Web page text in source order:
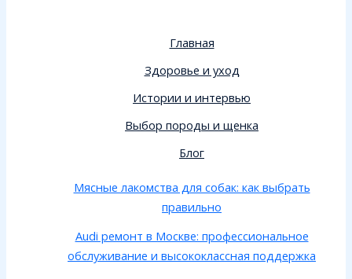
Главная
Здоровье и уход
Истории и интервью
Выбор породы и щенка
Блог
Мясные лакомства для собак: как выбрать
правильно
Audi ремонт в Москве: профессиональное
обслуживание и высококлассная поддержка